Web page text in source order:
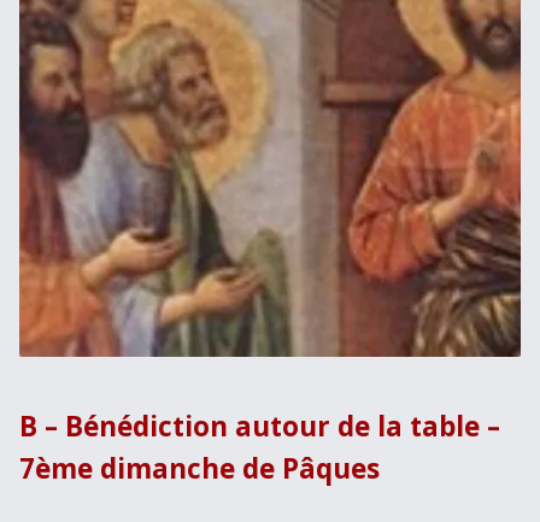
B – Bénédiction autour de la table –
7ème dimanche de Pâques